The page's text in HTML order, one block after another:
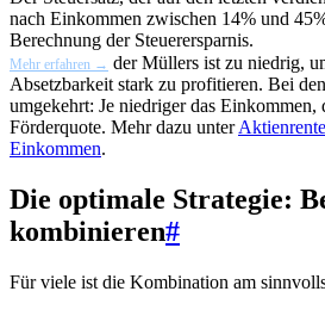
nach Einkommen zwischen 14% und
Berechnung der Steuerersparnis.
Mehr erfahren → der Müllers ist zu niedrig,
Absetzbarkeit stark zu profitieren. Bei
umgekehrt: Je niedriger das Einkommen,
Förderquote. Mehr dazu unter
Einkommen.
Die optimale Strategie:
kombinieren#
Für viele ist die Kombination am